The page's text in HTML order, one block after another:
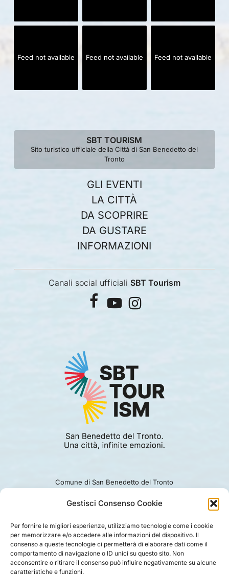
Gestisci Consenso Cookie
Per fornire le migliori esperienze, utilizziamo tecnologie come i cookie
per memorizzare e/o accedere alle informazioni del dispositivo. Il
consenso a queste tecnologie ci permetterà di elaborare dati come il
comportamento di navigazione o ID unici su questo sito. Non
acconsentire o ritirare il consenso può influire negativamente su alcune
caratteristiche e funzioni.
Feed not available Feed not available Feed not available
SBT TOURISM
Sito turistico ufficiale della Città di San Benedetto del
Tronto
GLI EVENTI
LA CITTÀ
DA SCOPRIRE
DA GUSTARE
INFORMAZIONI
Canali social ufficiali SBT Tourism
facebook
youtubeinstagram
Comune di San Benedetto del Tronto
Ufficio turismo: 0735.794229
PRIVACY |COOKIE | LEGAL |DISCLAIMER